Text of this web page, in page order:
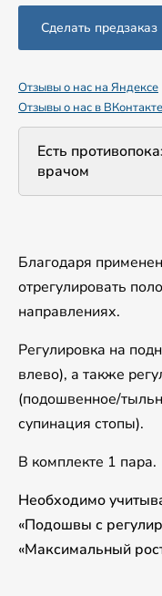
Отзывы о нас на Яндексе
Отзывы о нас в ВКонтакте
Есть
врачом
Благодаря
отрегулировать
направлениях.
Регулировка на
влево), а также
(подошвенное/
супинация стопы).
В комплекте 1 пара.
Необходимо
«Подошвы с
«Максимальный